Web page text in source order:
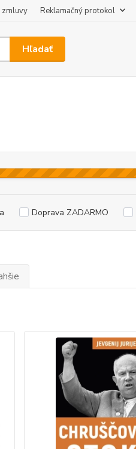
zmluvy Reklamačný protokol
Hľadať
Doprava ZADARMO